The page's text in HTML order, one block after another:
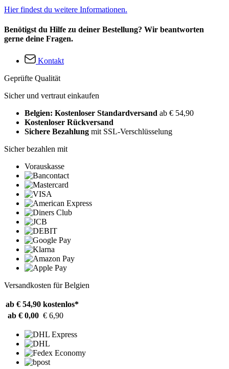
Hier findest du weitere Informationen.
Benötigst du Hilfe zu deiner Bestellung? Wir beantworten
gerne deine Fragen.
Kontakt
Geprüfte Qualität
Sicher und vertraut einkaufen
Belgien: Kostenloser Standardversand ab € 54,90
Kostenloser Rückversand
Sichere Bezahlung mit SSL-Verschlüsselung
Sicher bezahlen mit
Vorauskasse
Versandkosten für Belgien
ab € 54,90 kostenlos*
ab € 0,00 € 6,90